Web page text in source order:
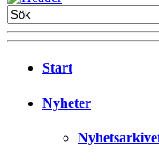
Start
Nyheter